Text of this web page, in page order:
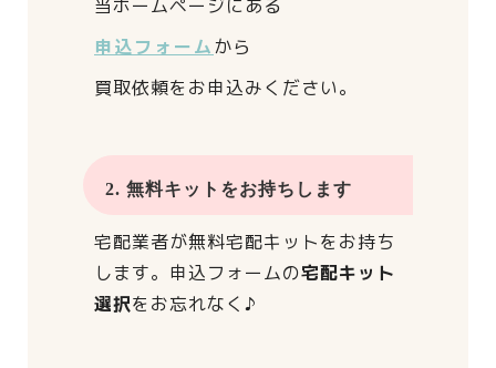
当ホームページにある
申込フォームから
買取依頼をお申込みください。
2. 無料キットをお持ちします
宅配業者が無料宅配キットをお持ち
します。 申込フォームの宅配キット
選択をお忘れなく♪